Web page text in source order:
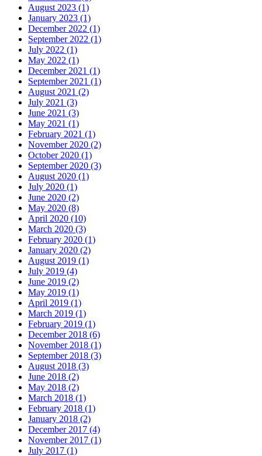
August 2023 (1)
January 2023 (1)
December 2022 (1)
September 2022 (1)
July 2022 (1)
May 2022 (1)
December 2021 (1)
September 2021 (1)
August 2021 (2)
July 2021 (3)
June 2021 (3)
May 2021 (1)
February 2021 (1)
November 2020 (2)
October 2020 (1)
September 2020 (3)
August 2020 (1)
July 2020 (1)
June 2020 (2)
May 2020 (8)
April 2020 (10)
March 2020 (3)
February 2020 (1)
January 2020 (2)
August 2019 (1)
July 2019 (4)
June 2019 (2)
May 2019 (1)
April 2019 (1)
March 2019 (1)
February 2019 (1)
December 2018 (6)
November 2018 (1)
September 2018 (3)
August 2018 (3)
June 2018 (2)
May 2018 (2)
March 2018 (1)
February 2018 (1)
January 2018 (2)
December 2017 (4)
November 2017 (1)
July 2017 (1)